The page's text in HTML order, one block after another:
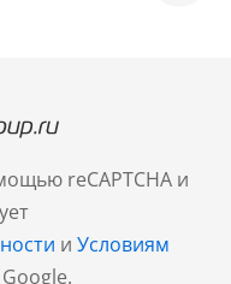
reCAPTCHA и
и Условиям
Google.